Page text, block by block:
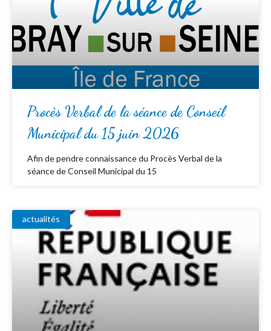
Procès Verbal de la séance de Conseil
Municipal du 15 juin 2026
Afin de pendre connaissance du Procès Verbal de la
séance de Conseil Municipal du 15
actualités